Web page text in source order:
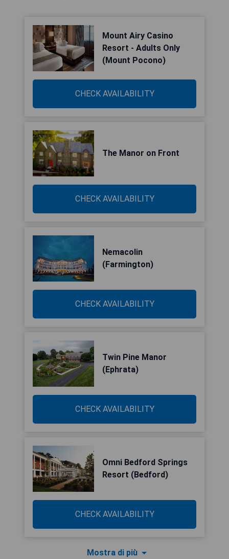
Mount Airy Casino
Resort - Adults Only
(Mount Pocono)
CHECK AVAILABILITY
The Manor on Front
CHECK AVAILABILITY
Nemacolin
(Farmington)
CHECK AVAILABILITY
Twin Pine Manor
(Ephrata)
CHECK AVAILABILITY
Omni Bedford Springs
Resort (Bedford)
CHECK AVAILABILITY
Mostra di più